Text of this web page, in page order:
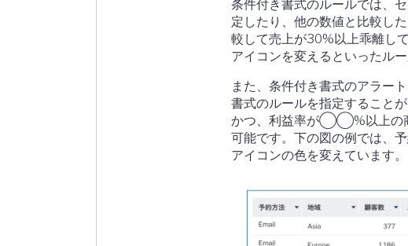
条件付き書式のルールでは、
定したり、他の数値と比較し
較して売上が30%以上乖離し
アイコンを変えるといったル
また、条件付き書式のアラー
書式のルールを指定すること
かつ、利益率が◯◯%以上の商
可能です。下の図の例では、
アイコンの色を変えています。